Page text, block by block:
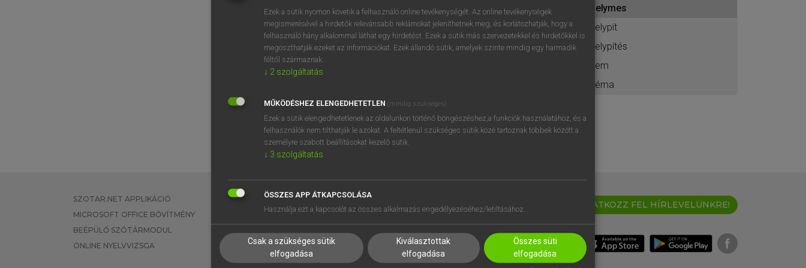
BELÉPÉS
próbaverziójának elindításához
regisztrálok ésbelépek.
REGISZTRÁCIÓ
selymes
selypít
selypítés
sem
séma
SZOTAR.NET APPLIKÁCIÓ
MICROSOFT OFFICE BŐVÍTMÉNY
BEÉPÜLŐ SZÓTÁRMODUL
ONLINE NYELVVIZSGA
EGYÉNI FELHASZNÁLÓKNAK
TANULÓKNAK
VÁLLALATI MEGOLDÁSOK
SÚGÓ
RÓLUNK
SÜTI BEÁLLÍTÁSOK
IRATKOZZ FEL HÍRLEVELÜNKRE!
Ezek a sütik nyomon követik a felhasználó online tevékenységét. Az online tevékenységek
megismerésével a hirdetők relevánsabb reklámokat jeleníthetnek meg, és korlátozhatják, hogy a
felhasználó hány alkalommal láthat egy hirdetést. Ezek a sütik más szervezetekkel és hirdetőkkel is
megoszthatják ezeket az információkat. Ezek állandó sütik, amelyek szinte mindig egy harmadik
féltől származnak.
↓ 2 szolgáltatás
MŰKÖDÉSHEZ ELENGEDHETETLEN (mindig szükséges)
Ezek a sütik elengedhetetlenek az oldalunkon történő böngészéshez,a funkciók használatához, és a
felhasználók nem tilthatják le azokat. A feltétlenül szükséges sütik közé tartoznak többek között a
személyre szabott beállításokat kezelő sütik.
↓ 3 szolgáltatás
ÖSSZES APP ÁTKAPCSOLÁSA
Használja ezt a kapcsolót az összes alkalmazás engedélyezéséhez/letiltásához.
Csak a szükséges sütik
elfogadása
Kiválasztottak
elfogadása
Összes süti
elfogadása